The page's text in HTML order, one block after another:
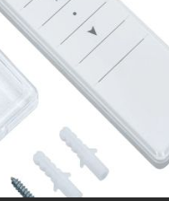
за да се гарантира,